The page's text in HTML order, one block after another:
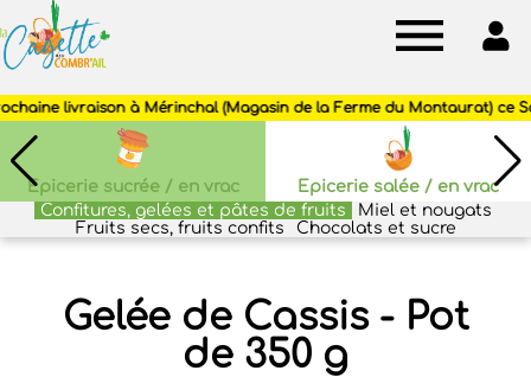
des
Combr'ail
Epicerie sucrée / en vrac
Epicerie salée / en vrac
Confitures, gelées et pâtes de fruits
Miel et nougats
Fruits secs, fruits confits
Chocolats et sucre
Gelée de Cassis - Pot
de 350 g